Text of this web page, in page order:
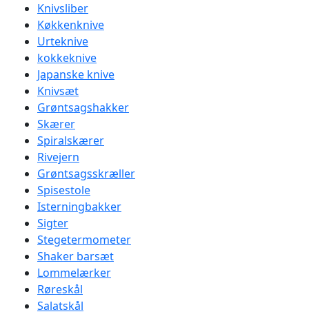
Knivsliber
Køkkenknive
Urteknive
kokkeknive
Japanske knive
Knivsæt
Grøntsagshakker
Skærer
Spiralskærer
Rivejern
Grøntsagsskræller
Spisestole
Isterningbakker
Sigter
Stegetermometer
Shaker barsæt
Lommelærker
Røreskål
Salatskål